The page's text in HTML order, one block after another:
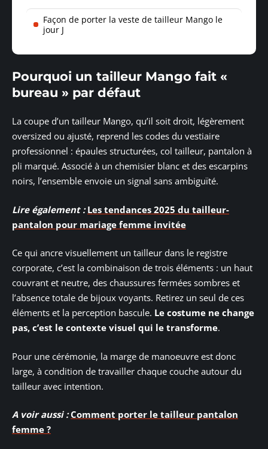
Façon de porter la veste de tailleur Mango le
jour J
Pourquoi un tailleur Mango fait «
bureau » par défaut
La coupe d’un tailleur Mango, qu’il soit droit, légèrement
oversized ou ajusté, reprend les codes du vestiaire
professionnel : épaules structurées, col tailleur, pantalon à
pli marqué. Associé à un chemisier blanc et des escarpins
noirs, l’ensemble envoie un signal sans ambiguïté.
Lire également : Les tendances 2025 du tailleur-
pantalon pour mariage femme invitée
Ce qui ancre visuellement un tailleur dans le registre
corporate, c’est la combinaison de trois éléments : un haut
couvrant et neutre, des chaussures fermées sombres et
l’absence totale de bijoux voyants. Retirez un seul de ces
éléments et la perception bascule. Le costume ne change
pas, c’est le contexte visuel qui le transforme.
Pour une cérémonie, la marge de manoeuvre est donc
large, à condition de travailler chaque couche autour du
tailleur avec intention.
A voir aussi : Comment porter le tailleur pantalon
femme ?